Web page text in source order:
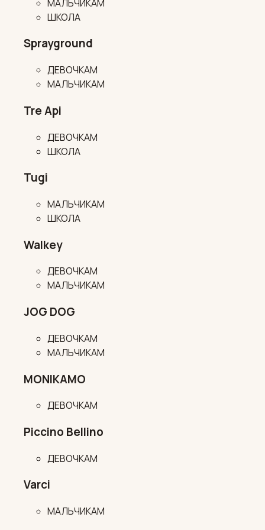
МАЛЬЧИКАМ
ШКОЛА
Sprayground
ДЕВОЧКАМ
МАЛЬЧИКАМ
Tre Api
ДЕВОЧКАМ
ШКОЛА
Tugi
МАЛЬЧИКАМ
ШКОЛА
Walkey
ДЕВОЧКАМ
МАЛЬЧИКАМ
JOG DOG
ДЕВОЧКАМ
МАЛЬЧИКАМ
MONIKAMO
ДЕВОЧКАМ
Piccino Bellino
ДЕВОЧКАМ
Varci
МАЛЬЧИКАМ